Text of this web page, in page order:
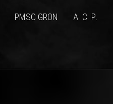
PMSC GRON А. С. Р.